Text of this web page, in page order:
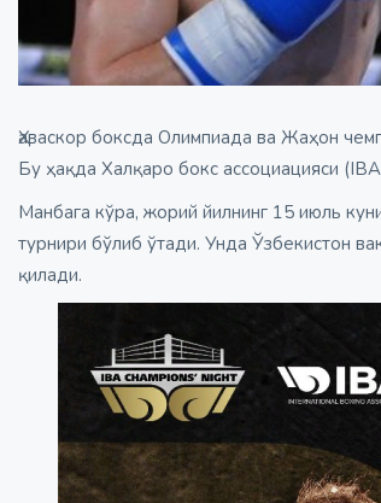
Ҳаваскор боксда Олимпиада ва Жаҳон
Бу ҳақда Халқаро бокс ассоциацияси
Манбага кўра, жорий йилнинг 15 июль
турнири бўлиб ўтади. Унда Ўзбекистон
қилади.